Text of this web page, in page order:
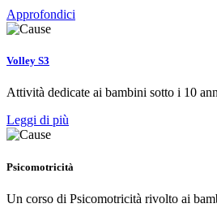
Approfondici
Volley S3
Attività dedicate ai bambini sotto i 10
Leggi di più
Psicomotricità
Un corso di Psicomotricità rivolto ai